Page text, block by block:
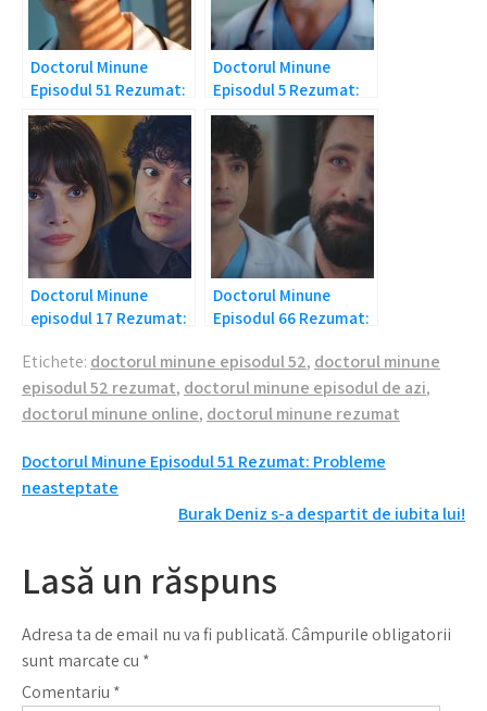
Doctorul Minune
Episodul 51 Rezumat:
Probleme
neasteptate
Doctorul Minune
Episodul 5 Rezumat:
Ali e dezamagit!
Doctorul Minune
episodul 17 Rezumat:
Doctorul Minune
Episodul 66 Rezumat:
Ferman!
Etichete: doctorul minune episodul 52, doctorul minune
episodul 52 rezumat, doctorul minune episodul de azi,
doctorul minune online, doctorul minune rezumat
Navigare
în
Doctorul Minune Episodul 51 Rezumat: Probleme
neasteptate
Burak Deniz s-a despartit de iubita lui!
Lasă un răspuns
Adresa ta de email nu va fi publicată.Câmpurile obligatorii
sunt marcate cu *
Comentariu *